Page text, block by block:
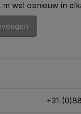
m wel opnieuw in
+31